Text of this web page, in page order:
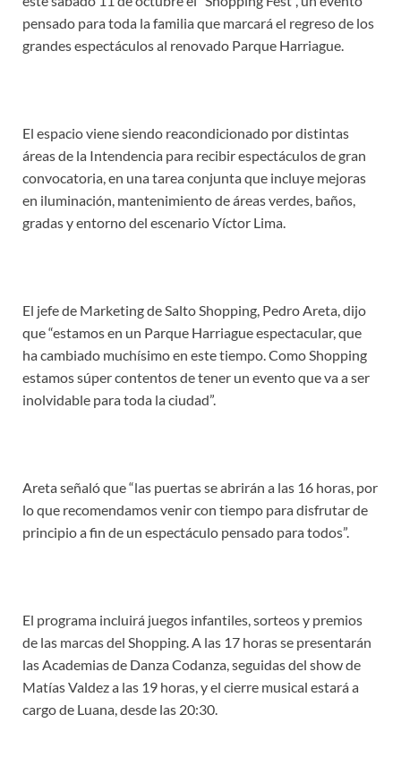
pensado para toda la familia que marcará el regreso de los
grandes espectáculos al renovado Parque Harriague.
El espacio viene siendo reacondicionado por distintas
áreas de la Intendencia para recibir espectáculos de gran
convocatoria, en una tarea conjunta que incluye mejoras
en iluminación, mantenimiento de áreas verdes, baños,
gradas y entorno del escenario Víctor Lima.
El jefe de Marketing de Salto Shopping, Pedro Areta, dijo
que “estamos en un Parque Harriague espectacular, que
ha cambiado muchísimo en este tiempo. Como Shopping
estamos súper contentos de tener un evento que va a ser
inolvidable para toda la ciudad”.
Areta señaló que “las puertas se abrirán a las 16 horas, por
lo que recomendamos venir con tiempo para disfrutar de
principio a fin de un espectáculo pensado para todos”.
El programa incluirá juegos infantiles, sorteos y premios
de las marcas del Shopping. A las 17 horas se presentarán
las Academias de Danza Codanza, seguidas del show de
Matías Valdez a las 19 horas, y el cierre musical estará a
cargo de Luana, desde las 20:30.